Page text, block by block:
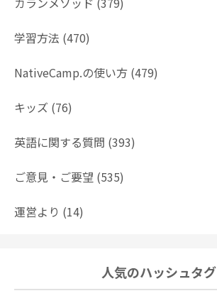
学習方法 (470)
NativeCamp.の使い方 (479)
キッズ (76)
英語に関する質問 (393)
ご意見・ご要望 (535)
運営より (14)
人気のハッシュタグ